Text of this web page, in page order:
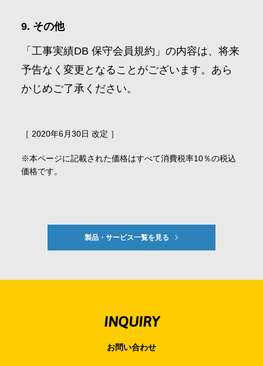
その他
「工事実績DB 保守会員規約」の内容は、将来
予告なく変更となることがございます。あら
かじめご了承ください。
［ 2020年6月30日 改定 ］
※本ページに記載された価格はすべて消費税率10％の税込
価格です。
製品・サービス一覧を見る
INQUIRY
お問い合わせ